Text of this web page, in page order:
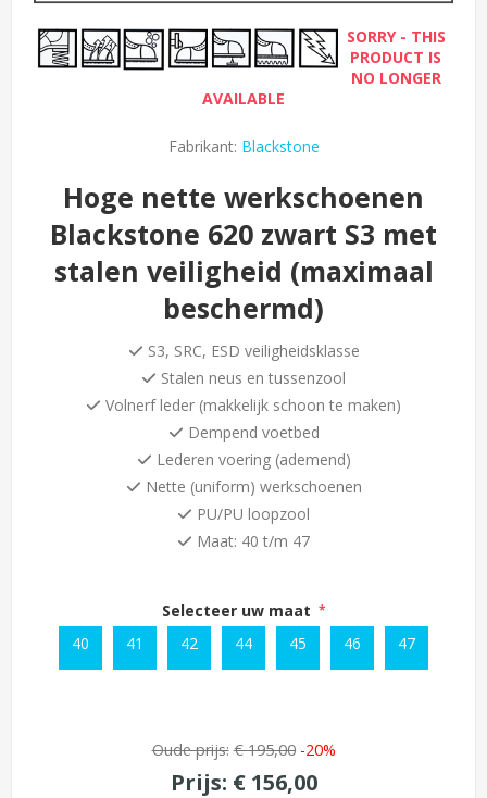
SORRY - THIS
PRODUCT IS
NO LONGER
AVAILABLE
Fabrikant: Blackstone
Hoge nette werkschoenen
Blackstone 620 zwart S3 met
stalen veiligheid (maximaal
beschermd)
S3, SRC, ESD veiligheidsklasse
Stalen neus en tussenzool
Volnerf leder (makkelijk schoon te maken)
Dempend voetbed
Lederen voering (ademend)
Nette (uniform) werkschoenen
PU/PU loopzool
Maat: 40 t/m 47
Selecteer uw maat *
40 41 42 44 45 46 47
Oude prijs: € 195,00 -20%
Prijs: € 156,00